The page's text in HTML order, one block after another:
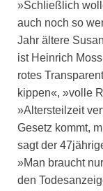
»Schließlich
auch noch so
Jahr ältere
ist Heinrich
rotes
kippen«, »volle
»Altersteilzeit
Gesetz kommt,
sagt der
»Man braucht
den